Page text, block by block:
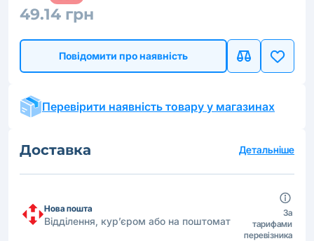
49.14 грн
Повідомити про наявність
Перевірити наявність товару у магазинах
Доставка Детальніше
Нова пошта
Відділення, кур’єром або на поштомат
За
тарифами
перевізника